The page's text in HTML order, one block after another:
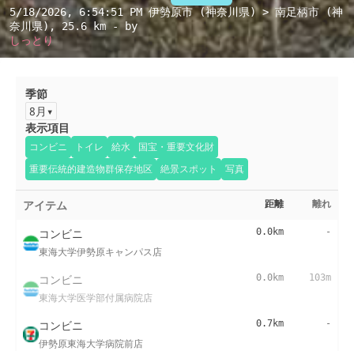
5/18/2026, 6:54:51 PM伊勢原市 (神奈川県) > 南足柄市 (神
奈川県) , 25.6 km - by
しっとり
季節
8月
表示項目
コンビニ トイレ 給水
国宝・重要文化財
重要伝統的建造物群保存地区
絶景スポット 写真
アイテム 距離 離れ
コンビニ
東海大学伊勢原キャンパス店
0.0km -
コンビニ
東海大学医学部付属病院店
0.0km 103m
コンビニ
伊勢原東海大学病院前店
0.7km -